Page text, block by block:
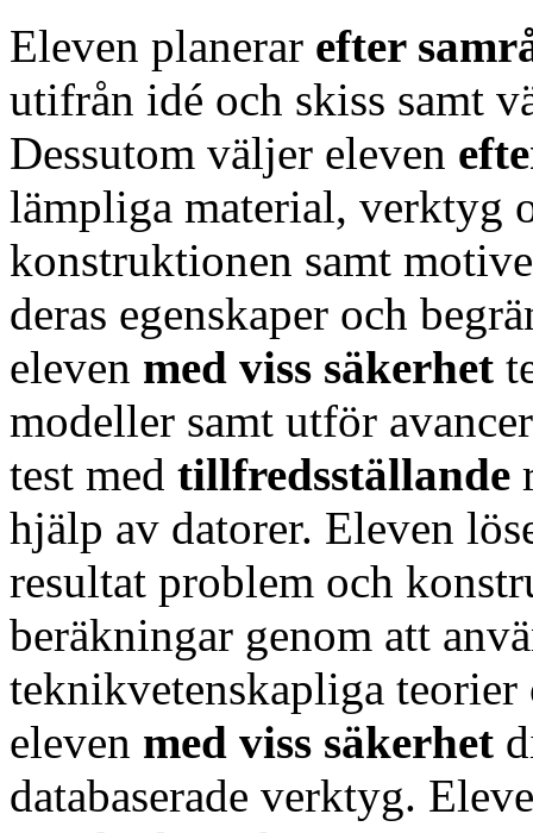
Eleven planerar efter
utifrån idé och skiss samt
Dessutom väljer eleven
lämpliga material, verktyg
konstruktionen samt
deras egenskaper och
eleven med viss säkerhet
modeller samt utför
test med tillfredsställande
hjälp av datorer. Eleven
resultat problem och
beräkningar genom att
teknikvetenskapliga
eleven med viss säkerhet
databaserade verktyg.